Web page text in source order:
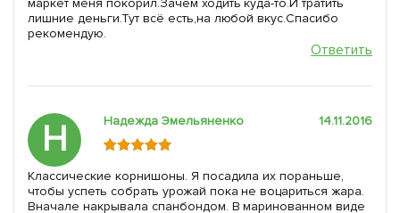
лишние деньги.Тут всё есть,на любой вкус.Спасибо
рекомендую.
Ответить
Н Надежда Эмельяненко 14.11.2016
Классические корнишоны. Я посадила их пораньше,
чтобы успеть собрать урожай пока не воцариться жара.
Вначале накрывала спанбондом. В маринованном виде